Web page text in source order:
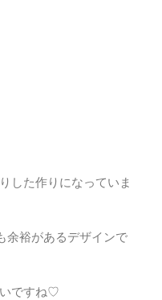
した作りになっていま
余裕があるデザインで
ですね♡